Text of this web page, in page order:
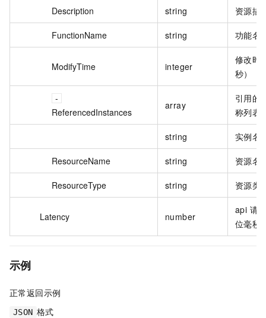
Description string 资源描
FunctionName string 功能名
ModifyTime integer
修改时
秒）
ReferencedInstances
array
引用的
称列表
string 实例名
ResourceName string 资源名
ResourceType string 资源类
Latency number
api 请
位毫秒
示例
正常返回示例
JSON 格式